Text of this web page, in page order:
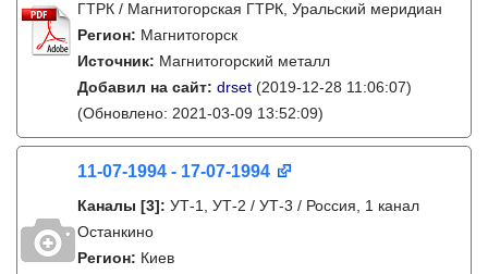
ГТРК / Магнитогорская ГТРК, Уральский меридиан
Регион: Магнитогорск
Источник: Магнитогорский металл
Добавил на сайт: drset (2019-12-28 11:06:07)
(Обновлено: 2021-03-09 13:52:09)
11-07-1994 - 17-07-1994
Каналы [3]: УТ-1, УТ-2 / УТ-3 / Россия, 1 канал
Останкино
Регион: Киев